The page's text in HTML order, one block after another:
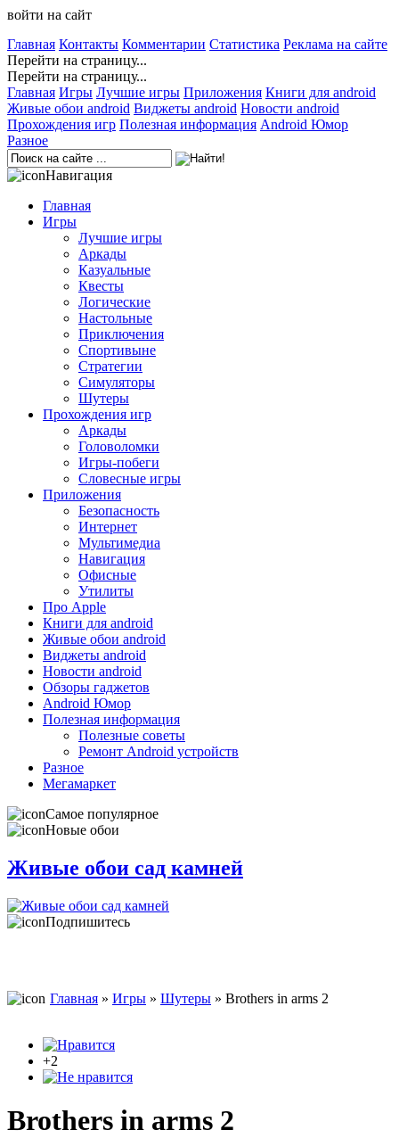
войти на сайт
Главная Контакты Комментарии Статистика Реклама на сайте
Перейти на страницу...
Перейти на страницу...
Главная Игры Лучшие игры Приложения Книги для android
Живые обои android Виджеты android Новости android
Прохождения игр Полезная информация Android Юмор
Разное
Навигация
Главная
Игры
Лучшие игры
Аркады
Казуальные
Квесты
Логические
Настольные
Приключения
Спортивыне
Стратегии
Симуляторы
Шутеры
Прохождения игр
Аркады
Головоломки
Игры-побеги
Словесные игры
Приложения
Безопасность
Интернет
Мультимедиа
Навигация
Офисные
Утилиты
Про Apple
Книги для android
Живые обои android
Виджеты android
Новости android
Обзоры гаджетов
Android Юмор
Полезная информация
Полезные советы
Ремонт Android устройств
Разное
Мегамаркет
Самое популярное
Новые обои
Живые обои сад камней
Подпишитесь
Главная » Игры » Шутеры » Вrothers in arms 2
+2
Вrothers in arms 2